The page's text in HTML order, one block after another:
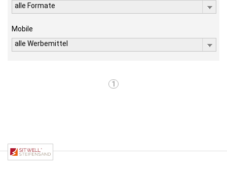
alle Formate
Mobile
alle Werbemittel
1